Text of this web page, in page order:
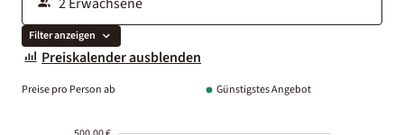
Filter anzeigen
Preiskalender ausblenden
Preise pro Person ab Günstigstes Angebot